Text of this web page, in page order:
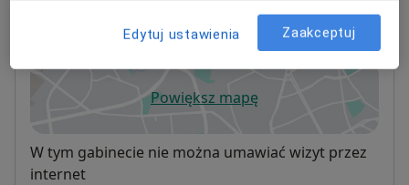
Gorzów Wielkopolski
Powiększ mapęotwiera się w nowej karcie
Dostępność
W tym gabinecie nie można umawiać wizyt przez
internet
Edytuj ustawienia Zaakceptuj